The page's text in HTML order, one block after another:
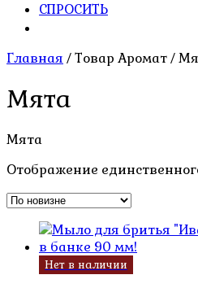
СПРОСИТЬ
Главная / Товар Аромат /
Мята
Мята
Отображение
Нет в наличии